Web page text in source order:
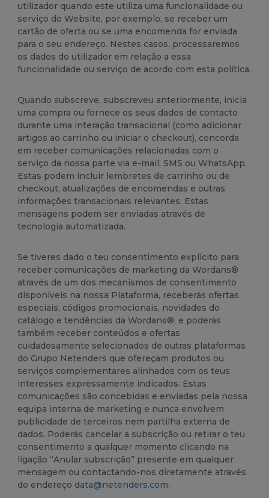
utilizador quando este utiliza uma funcionalidade ou
serviço do Website, por exemplo, se receber um
cartão de oferta ou se uma encomenda for enviada
para o seu endereço. Nestes casos, processaremos
os dados do utilizador em relação a essa
funcionalidade ou serviço de acordo com esta política.
Quando subscreve, subscreveu anteriormente, inicia
uma compra ou fornece os seus dados de contacto
durante uma interação transacional (como adicionar
artigos ao carrinho ou iniciar o checkout), concorda
em receber comunicações relacionadas com o
serviço da nossa parte via e-mail, SMS ou WhatsApp.
Estas podem incluir lembretes de carrinho ou de
checkout, atualizações de encomendas e outras
informações transacionais relevantes. Estas
mensagens podem ser enviadas através de
tecnologia automatizada.
Se tiveres dado o teu consentimento explícito para
receber comunicações de marketing da Wordans®
através de um dos mecanismos de consentimento
disponíveis na nossa Plataforma, receberás ofertas
especiais, códigos promocionais, novidades do
catálogo e tendências da Wordans®, e poderás
também receber conteúdos e ofertas
cuidadosamente selecionados de outras plataformas
do Grupo Netenders que ofereçam produtos ou
serviços complementares alinhados com os teus
interesses expressamente indicados. Estas
comunicações são concebidas e enviadas pela nossa
equipa interna de marketing e nunca envolvem
publicidade de terceiros nem partilha externa de
dados. Poderás cancelar a subscrição ou retirar o teu
consentimento a qualquer momento clicando na
ligação “Anular subscrição” presente em qualquer
mensagem ou contactando-nos diretamente através
do endereço data@netenders.com.